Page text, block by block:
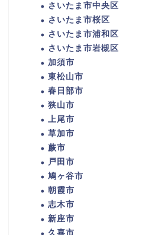
さいたま市中央区
さいたま市桜区
さいたま市浦和区
さいたま市岩槻区
加須市
東松山市
春日部市
狭山市
上尾市
草加市
蕨市
戸田市
鳩ヶ谷市
朝霞市
志木市
新座市
久喜市